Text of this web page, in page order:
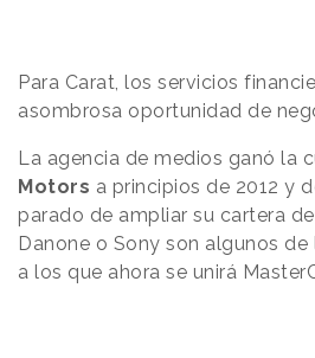
Para Carat, los servicios
asombrosa oportunidad de
La agencia de medios ganó la
Motors a principios de 2012 y
parado de ampliar su cartera de
Danone o Sony son algunos
a los que ahora se unirá